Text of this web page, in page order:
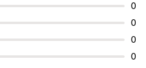
0
0
0
0